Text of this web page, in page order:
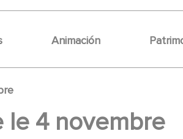
Animación
le 4 novembre